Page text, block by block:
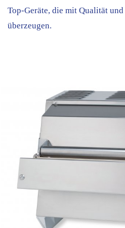
Top-Geräte, die mit Qualität
überzeugen.